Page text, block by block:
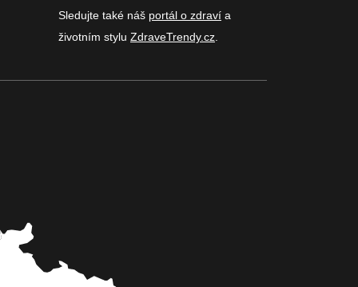
Sledujte také náš portál o zdraví a
životním stylu ZdraveTrendy.cz